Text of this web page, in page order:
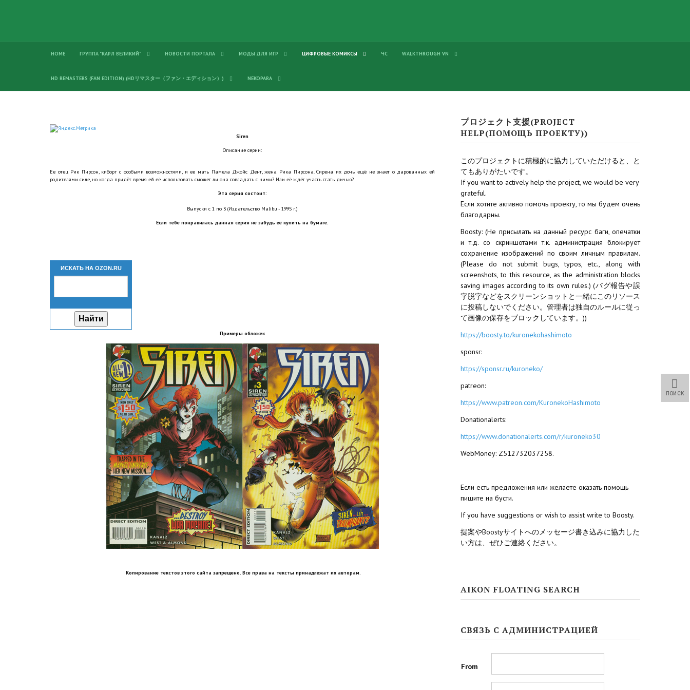
HOME ГРУППА "КАРЛ ВЕЛИКИЙ" НОВОСТИ ПОРТАЛА МОДЫ ДЛЯ ИГР ЦИФРОВЫЕ КОМИКСЫ ЧС WALKTHROUGH VN
HD REMASTERS (FAN EDITION) (HDリマスター（ファン・エディション）) NEKOPARA
Siren
Описание серии:
Ее отец Рик Пирсон, киборг с особыми возможностями, и ее мать Памела Джойс Дент, жена Рика Пирсона. Сирена их дочь ещё не знает о дарованных ей
родителями силе, но когда придёт время ей её использовать сможет ли она совладать с ними? Или её ждёт участь стать дичью?
Эта серия состоит:
Выпуски с 1 по 3 (Издательство Malibu - 1995 г.)
Если тебе понравилась данная серия не забудь её купить на бумаге.
ИСКАТЬ НА OZON.RU
Примеры обложек
Копирование текстов этого сайта запрещено. Все права на тексты принадлежат их авторам.
プロジェクト支援(PROJECT
HELP(ПОМОЩЬ ПРОЕКТУ))
このプロジェクトに積極的に協力していただけると、と
てもありがたいです。
If you want to actively help the project, we would be very
grateful.
Если хотите активно помочь проекту, то мы будем очень
благодарны.
Boosty: (Не присылать на данный ресурс баги, опечатки
и т.д. со скриншотами т.к. администрация блокирует
сохранение изображений по своим личным правилам.
(Please do not submit bugs, typos, etc., along with
screenshots, to this resource, as the administration blocks
saving images according to its own rules.) (バグ報告や誤
字脱字などをスクリーンショットと一緒にこのリソース
に投稿しないでください。管理者は独自のルールに従っ
て画像の保存をブロックしています。))
https://boosty.to/kuronekohashimoto
sponsr:
https://sponsr.ru/kuroneko/
patreon:
https://www.patreon.com/KuronekoHashimoto
Donationalerts:
https://www.donationalerts.com/r/kuroneko30
WebMoney: Z512732037258.
Если есть предложения или желаете оказать помощь
пишите на бусти.
If you have suggestions or wish to assist write to Boosty.
提案やBoostyサイトへのメッセージ書き込みに協力した
い方は、ぜひご連絡ください。
AIKON FLOATING SEARCH
ПОИСК
СВЯЗЬ С АДМИНИСТРАЦИЕЙ
From